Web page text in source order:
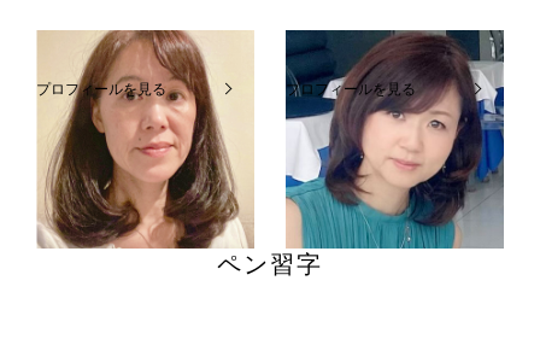
市來ますみ
プロフィールを見る
MUSIC JOY 府中 高幡センター
成見睦
プロフィールを見る
吉祥寺センター
ペン習字